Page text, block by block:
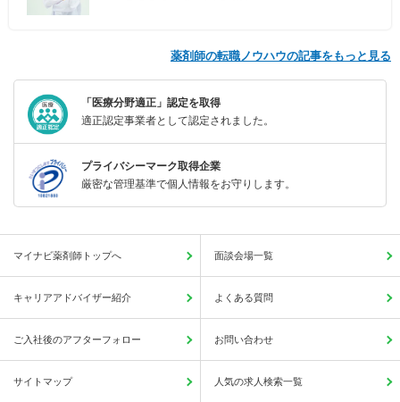
薬剤師の転職ノウハウの記事をもっと見る
「医療分野適正」認定を取得
適正認定事業者として認定されました。
プライバシーマーク取得企業
厳密な管理基準で個人情報をお守りします。
マイナビ薬剤師トップへ 面談会場一覧
キャリアアドバイザー紹介 よくある質問
ご入社後のアフターフォロー お問い合わせ
サイトマップ 人気の求人検索一覧